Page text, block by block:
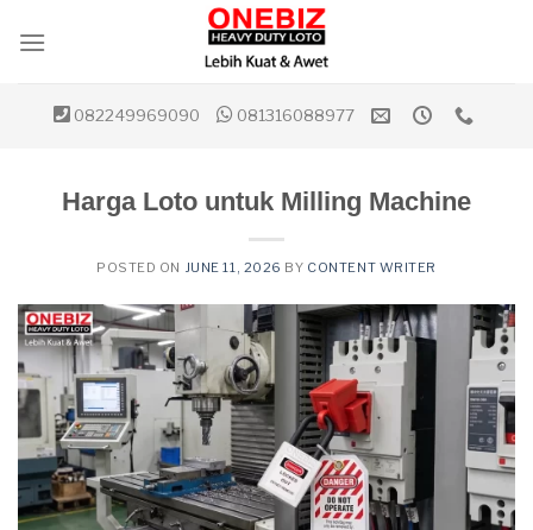
082249969090 081316088977
Harga Loto untuk Milling Machine
POSTED ON JUNE 11, 2026 BY CONTENT WRITER